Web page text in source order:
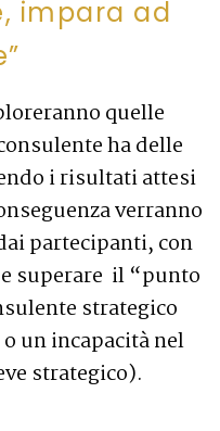
impara ad
quelle
ha delle
i risultati attesi
verranno
partecipanti, con
superare il “punto
strategico
un incapacità nel
strategico).